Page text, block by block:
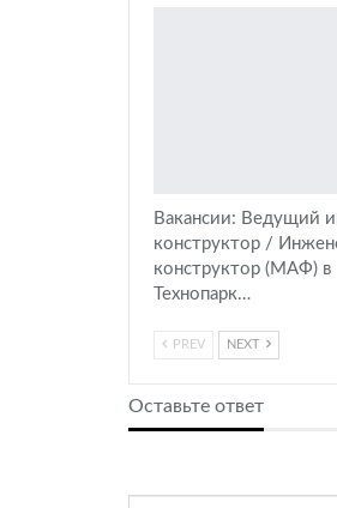
Вакансии: Ведущий
конструктор /
конструктор (МАФ) в
Технопарк…
PREV NEXT
Оставьте ответ